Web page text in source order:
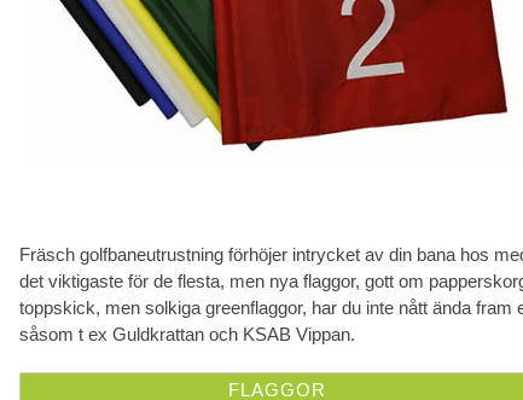
Fräsch golfbaneutrustning förhöjer intrycket av din bana hos
det viktigaste för de flesta, men nya flaggor, gott om
toppskick, men solkiga greenflaggor, har du inte nått ända
såsom t ex Guldkrattan och KSAB Vippan.
FLAGGOR